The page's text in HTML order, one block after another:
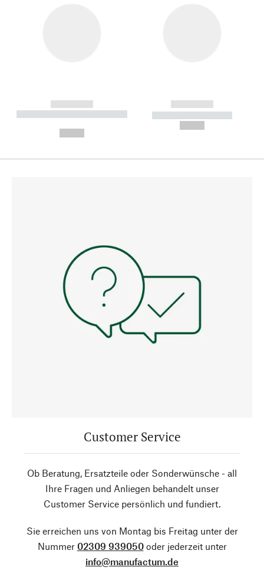
------------
----------- ----------- --------
------------
----------- -----------
Customer Service
Ob Beratung, Ersatzteile oder Sonderwünsche - all
Ihre Fragen und Anliegen behandelt unser
Customer Service persönlich und fundiert.
Sie erreichen uns von Montag bis Freitag unter der
Nummer 02309 939050oder jederzeit unter
info@manufactum.de